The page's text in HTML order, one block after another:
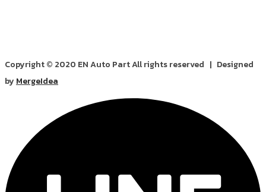
Copyright © 2020 EN Auto Part All rights reserved | Designed
by MergeIdea